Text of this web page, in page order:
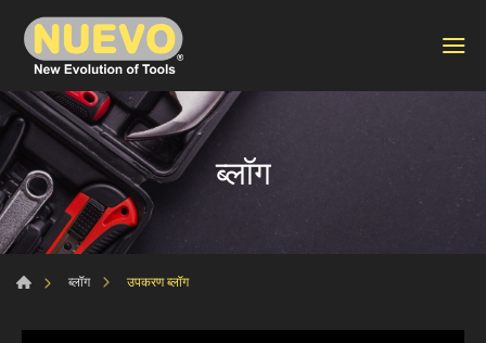
ब्लॉग
ब्लॉग उपकरण ब्लॉग